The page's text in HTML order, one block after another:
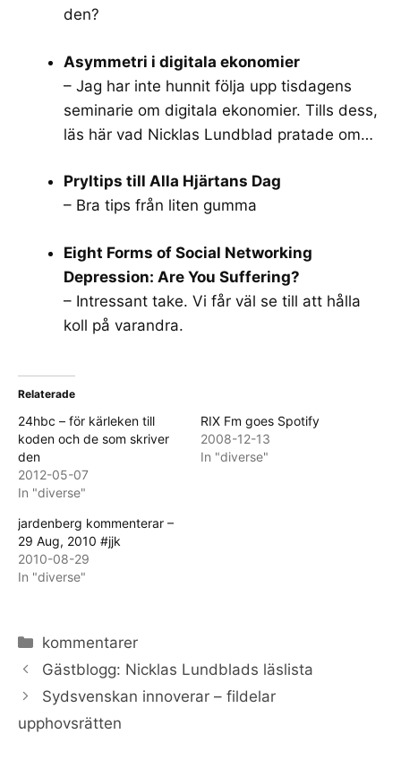
den?
Asymmetri i digitala ekonomier
– Jag har inte hunnit följa upp tisdagens
seminarie om digitala ekonomier. Tills dess,
läs här vad Nicklas Lundblad pratade om…
Pryltips till Alla Hjärtans Dag
– Bra tips från liten gumma
Eight Forms of Social Networking
Depression: Are You Suffering?
– Intressant take. Vi får väl se till att hålla
koll på varandra.
Relaterade
24hbc – för kärleken till
koden och de som skriver
den
2012-05-07
In "diverse"
RIX Fm goes Spotify
2008-12-13
In "diverse"
jardenberg kommenterar –
29 Aug, 2010 #jjk
2010-08-29
In "diverse"
Categories
kommentarer
Gästblogg: Nicklas Lundblads läslista
Sydsvenskan innoverar – fildelar
upphovsrätten